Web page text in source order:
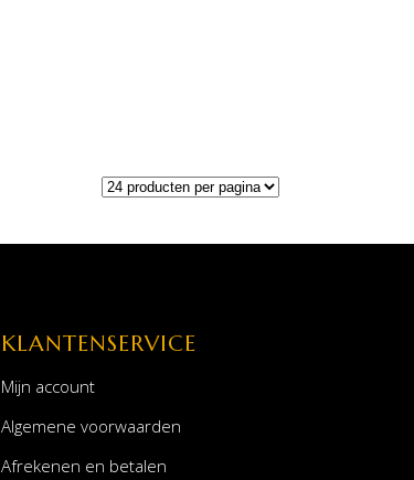
KLANTENSERVICE
Mijn account
Algemene voorwaarden
Afrekenen en betalen